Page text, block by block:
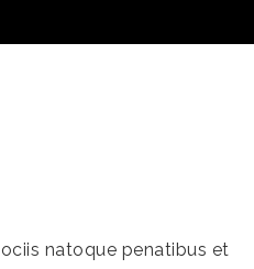
natoque penatibus et